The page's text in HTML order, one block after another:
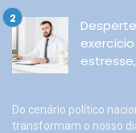
Do cenário político
transformam o nosso